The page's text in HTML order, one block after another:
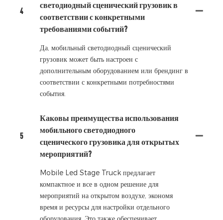
4
светодиодный сценический грузовик в
соответствии с конкретными
требованиями событий?
Да, мобильный светодиодный сценический
грузовик может быть настроен с
дополнительным оборудованием или брендинг в
соответствии с конкретными потребностями
события.
5
Каковы преимущества использования
мобильного светодиодного
сценического грузовика для открытых
мероприятий?
Mobile Led Stage Truck предлагает
компактное и все в одном решение для
мероприятий на открытом воздухе, экономя
время и ресурсы для настройки отдельного